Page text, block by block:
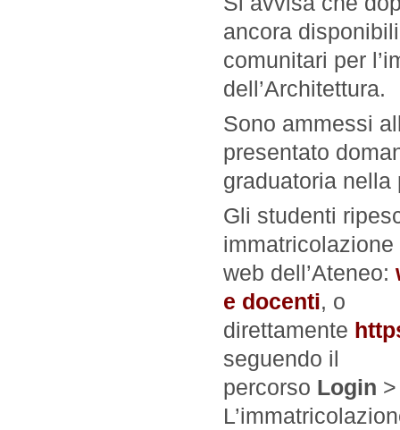
ancora
comunitari per
dell’Architettura.
Sono ammessi
presentato
graduatoria nella
Gli studenti
web dell’Ateneo:
e docenti, o
direttamente
seguendo il
percorso Login